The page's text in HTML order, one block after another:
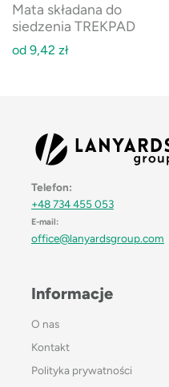
Mata składana do
siedzenia TREKPAD
od 9,42 zł
Telefon:
+48 734 455 053
E-mail:
office@lanyardsgroup.com
Informacje
O nas
Kontakt
Polityka prywatności